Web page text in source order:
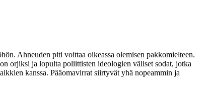
Ahneuden piti voittaa oikeassa olemisen pakkomielteen.
orjiksi ja lopulta poliittisten ideologien väliset sodat, jotka
kanssa. Pääomavirrat siirtyvät yhä nopeammin ja